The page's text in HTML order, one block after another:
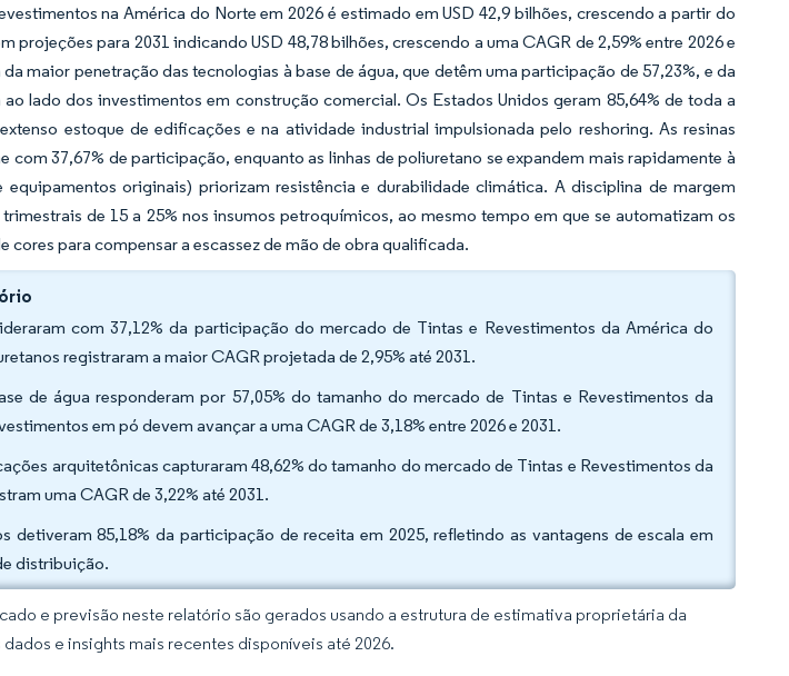
na América do Norte em 2026 é estimado em USD 42,9 bilhões, crescendo a partir do
projeções para 2031 indicando USD 48,78 bilhões, crescendo a uma CAGR de 2,59% entre 2026 e
maior penetração das tecnologias à base de água, que detêm uma participação de 57,23%, e da
lado dos investimentos em construção comercial. Os Estados Unidos geram 85,64% de toda a
estoque de edificações e na atividade industrial impulsionada pelo reshoring. As resinas
com 37,67% de participação, enquanto as linhas de poliuretano se expandem mais rapidamente à
originais) priorizam resistência e durabilidade climática. A disciplina de margem
de 15 a 25% nos insumos petroquímicos, ao mesmo tempo em que se automatizam os
cores para compensar a escassez de mão de obra qualificada.
com 37,12% da participação do mercado de Tintas e Revestimentos da América do
registraram a maior CAGR projetada de 2,95% até 2031.
de água responderam por 57,05% do tamanho do mercado de Tintas e Revestimentos da
em pó devem avançar a uma CAGR de 3,18% entre 2026 e 2031.
arquitetônicas capturaram 48,62% do tamanho do mercado de Tintas e Revestimentos da
uma CAGR de 3,22% até 2031.
detiveram 85,18% da participação de receita em 2025, refletindo as vantagens de escala em
distribuição.
e previsão neste relatório são gerados usando a estrutura de estimativa proprietária da
e insights mais recentes disponíveis até 2026.